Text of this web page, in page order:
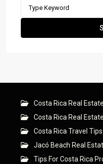
Costa Rica Real
Costa Rica Real
Costa Rica Travel Tips
Jacó Beach Real
Tips For Costa Rica